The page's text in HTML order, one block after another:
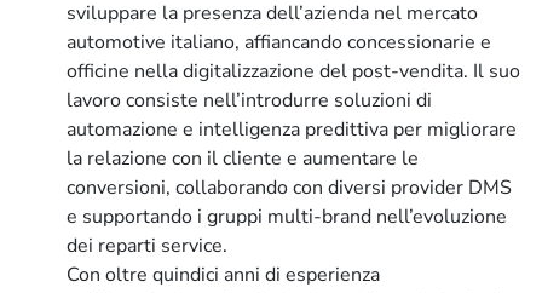
sviluppare la presenza dell’azienda nel mercato
automotive italiano, affiancando concessionarie e
officine nella digitalizzazione del post-vendita. Il suo
lavoro consiste nell’introdurre soluzioni di
automazione e intelligenza predittiva per migliorare
la relazione con il cliente e aumentare le
conversioni, collaborando con diversi provider DMS
e supportando i gruppi multi-brand nell’evoluzione
dei reparti service.
Con oltre quindici anni di esperienza